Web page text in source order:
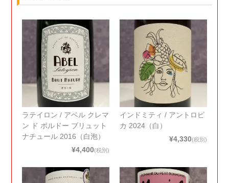
ラテイロン / アベル クレマ
ン ド ボルドー ブリュット
ナチュール 2016（白泡）
¥4,400(税別)
インドミティ / アントロピ
カ 2024（白）
¥4,330(税別)